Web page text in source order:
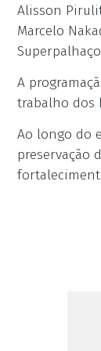
Alisson
Marcelo
A
trabalho dos
Ao longo do
preservação